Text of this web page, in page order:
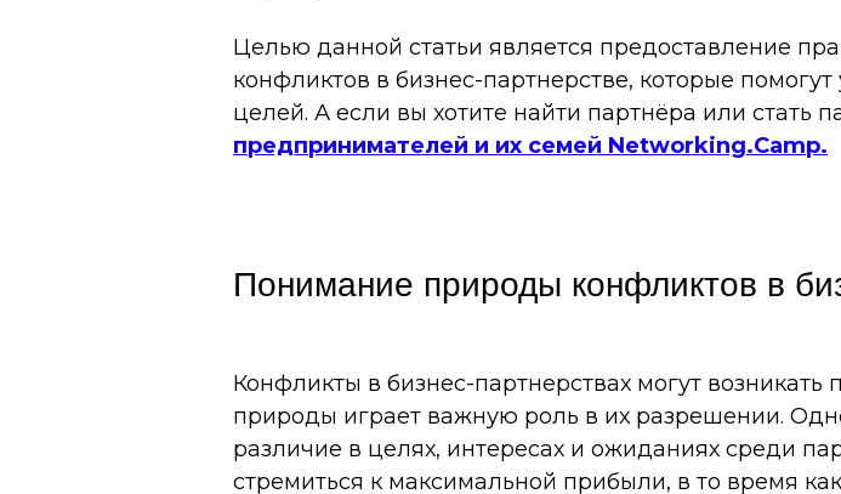
Целью данной статьи является предоставление
конфликтов в бизнес-партнерстве, которые
целей. А если вы хотите найти партнёра или стать
предпринимателей и их семей Networking.Camp.
Понимание природы конфликтов в
Конфликты в бизнес-партнерствах могут
природы играет важную роль в их разрешении.
различие в целях, интересах и ожиданиях среди
стремиться к максимальной прибыли, в то время